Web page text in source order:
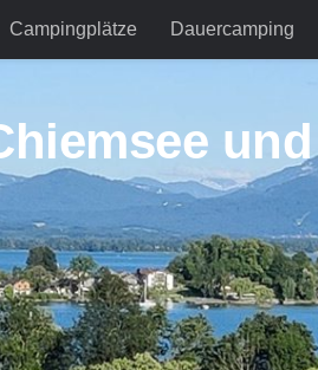
Campingplätze Dauercamping